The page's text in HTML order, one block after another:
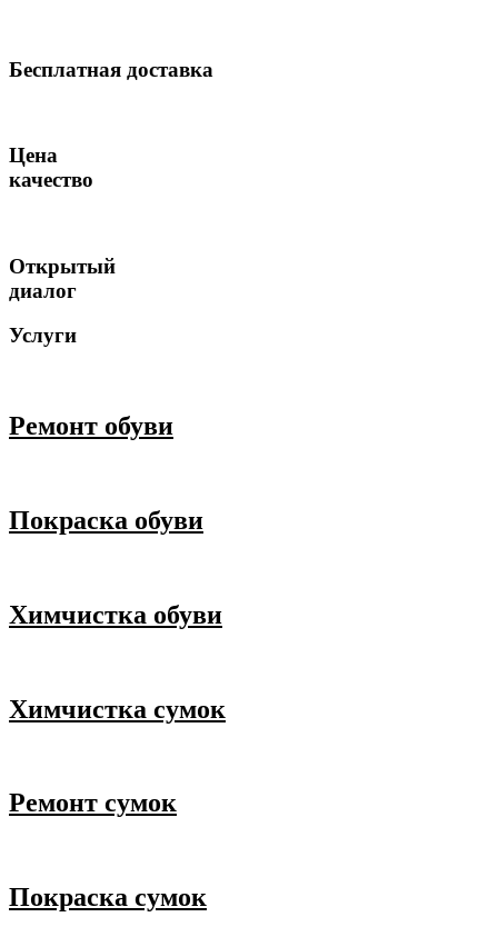
Бесплатная доставка
Цена
качество
Открытый
диалог
Услуги
Ремонт обуви
Покраска обуви
Химчистка обуви
Химчистка сумок
Ремонт сумок
Покраска сумок